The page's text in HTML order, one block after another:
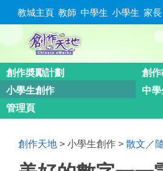
教城主頁 教師 中學生 小學生 家長
創作奬勵計劃
創
小學生創作
中
管理頁
創作天地 > 小學生創作 > 散文／